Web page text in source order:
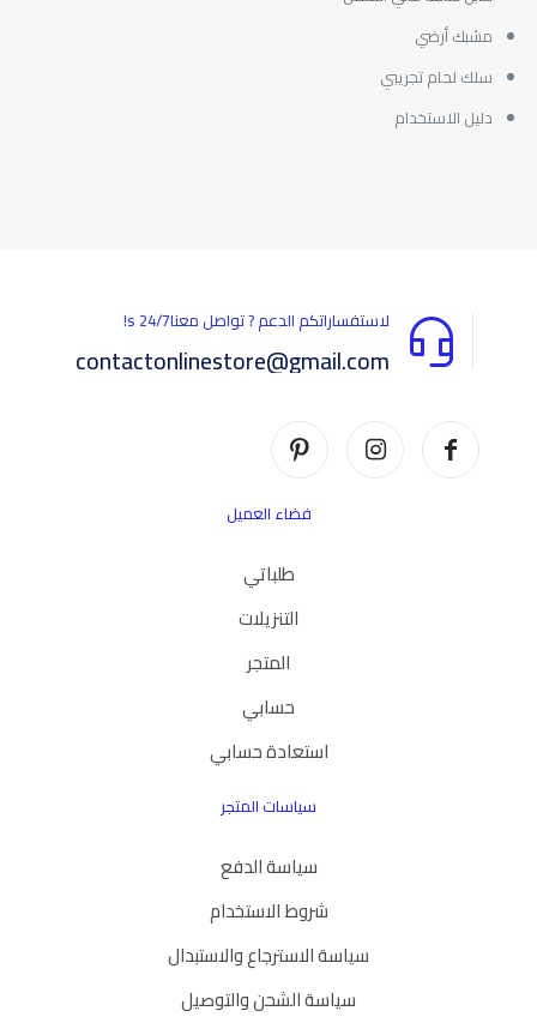
مشبك أرضي
سلك لحام تجريبي
دليل الاستخدام
لاستفساراتكم الدعم ? تواصل معناs 24/7!
contactonlinestore@gmail.com
فضاء العميل
طلباتي
التنزيلات
المتجر
حسابي
استعادة حسابي
سياسات المتجر
سياسة الدفع
شروط الاستخدام
سياسة الاسترجاع والاستبدال
سياسة الشحن والتوصيل